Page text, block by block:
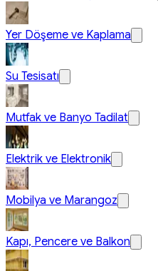
Yer Döşeme ve Kaplama
Su Tesisatı
Mutfak ve Banyo Tadilat
Elektrik ve Elektronik
Mobilya ve Marangoz
Kapı, Pencere ve Balkon